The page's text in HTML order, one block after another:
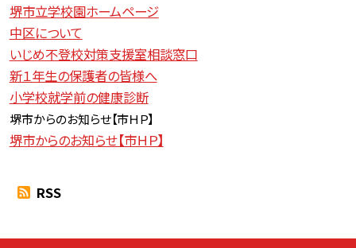
堺市立学校園ホームページ
中区について
いじめ不登校対策支援室相談窓口
新１年生の保護者の皆様へ
小学校就学前の健康診断
堺市からのお知らせ【市ＨＰ】
堺市からのお知らせ【市ＨＰ】
RSS